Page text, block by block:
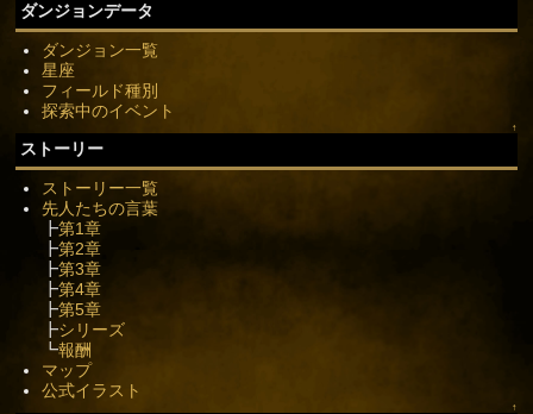
ダンジョンデータ
ダンジョン一覧
星座
フィールド種別
探索中のイベント
↑
ストーリー
ストーリー一覧
先人たちの言葉
┣第1章
┣第2章
┣第3章
┣第4章
┣第5章
┣シリーズ
┗報酬
マップ
公式イラスト
↑